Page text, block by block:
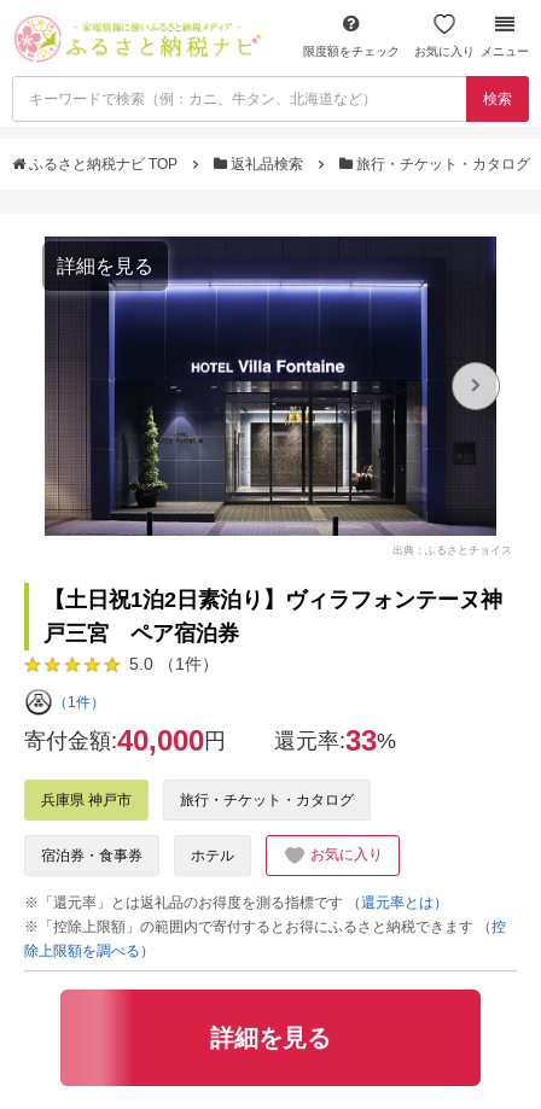
限度額をチェック お気に入り メニュー
検索
ふるさと納税ナビ TOP 返礼品検索 旅行・チケット・カタログ
詳細を見る
出典：ふるさとチョイス
【土日祝1泊2日素泊り】ヴィラフォンテーヌ神
戸三宮 ペア宿泊券
5.0 （1件）
（1件）
寄付金額:40,000円 還元率:33%
兵庫県 神戸市 旅行・チケット・カタログ
宿泊券・食事券 ホテル お気に入り
※「還元率」とは返礼品のお得度を測る指標です
（還元率とは）
※「控除上限額」の範囲内で寄付するとお得にふるさと納税できます
（控
除上限額を調べる）
詳細を見る